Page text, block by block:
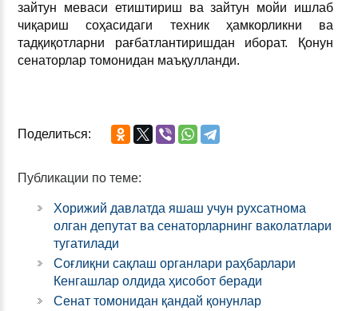
зайтун меваси етиштириш ва зайтун мойи ишлаб
чиқариш соҳасидаги техник ҳамкорликни ва
тадқиқотларни рағбатлантиришдан иборат. Қонун
сенаторлар томонидан маъқулланди.
Поделиться:
Публикации по теме:
Хорижий давлатда яшаш учун рухсатнома
олган депутат ва сенаторларнинг ваколатлари
тугатилади
Соғлиқни сақлаш органлари раҳбарлари
Кенгашлар олдида ҳисобот беради
Сенат томонидан қандай қонунлар